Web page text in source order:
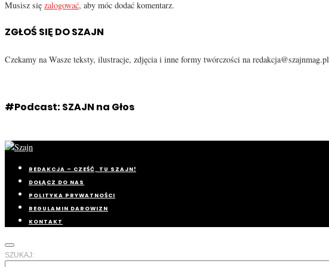
Musisz się zalogować, aby móc dodać komentarz.
ZGŁOŚ SIĘ DO SZAJN
Czekamy na Wasze teksty, ilustracje, zdjęcia i inne formy twórczości na redakcja@szajnmag.pl
#Podcast: SZAJN na Głos
REDAKCJA – CZEŚĆ, TU SZAJN!
DOŁĄCZ DO NAS
POLITYKA PRYWATNOŚCI
REGULAMIN DAROWIZN
KONTAKT
SZUKAJ: